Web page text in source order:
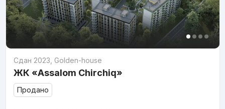
Сдан 2023 Golden-house
ЖК «Assalom Chirchiq»
Продано